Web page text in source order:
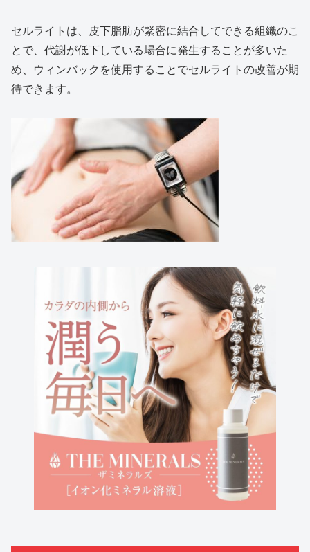
セルライトは、皮下脂肪が緊密に結合してできる組織のこ
とで、代謝が低下している場合に発生することが多いた
め、ウィンバックを使用することでセルライトの改善が期
待できます。